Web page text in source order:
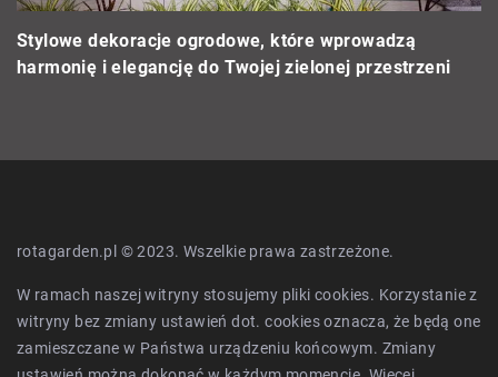
Stylowe dekoracje ogrodowe, które wprowadzą
harmonię i elegancję do Twojej zielonej przestrzeni
rotagarden.pl © 2023. Wszelkie prawa zastrzeżone.
W ramach naszej witryny stosujemy pliki cookies. Korzystanie z
witryny bez zmiany ustawień dot. cookies oznacza, że będą one
zamieszczane w Państwa urządzeniu końcowym. Zmiany